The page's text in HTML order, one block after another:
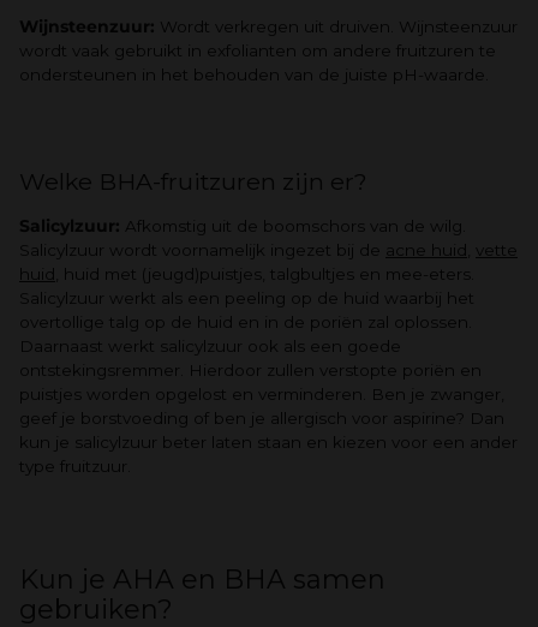
Wijnsteenzuur: Wordt verkregen uit druiven. Wijnsteenzuur
wordt vaak gebruikt in exfolianten om andere fruitzuren te
ondersteunen in het behouden van de juiste pH-waarde.
Welke BHA-fruitzuren zijn er?
Salicylzuur: Afkomstig uit de boomschors van de wilg.
Salicylzuur wordt voornamelijk ingezet bij de acne huid
vette
huid , huid met (jeugd)puistjes, talgbultjes en mee-eters.
Salicylzuur werkt als een peeling op de huid waarbij het
overtollige talg op de huid en in de poriën zal oplossen.
Daarnaast werkt salicylzuur ook als een goede
ontstekingsremmer. Hierdoor zullen verstopte poriën en
puistjes worden opgelost en verminderen. Ben je zwanger,
geef je borstvoeding of ben je allergisch voor aspirine? Dan
kun je salicylzuur beter laten staan en kiezen voor een ander
type fruitzuur.
Kun je AHA en BHA samen
gebruiken?